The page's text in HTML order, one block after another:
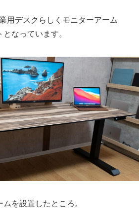
用デスクらしくモニターアーム
なっています。
を設置したところ。